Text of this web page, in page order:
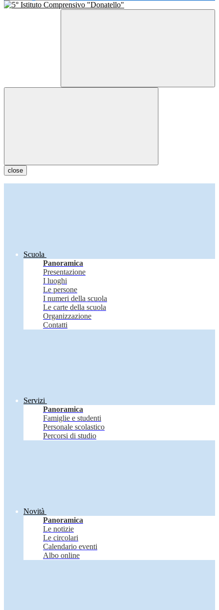
close
Scuola
Panoramica
Presentazione
I luoghi
Le persone
I numeri della scuola
Le carte della scuola
Organizzazione
Contatti
Servizi
Panoramica
Famiglie e studenti
Personale scolastico
Percorsi di studio
Novità
Panoramica
Le notizie
Le circolari
Calendario eventi
Albo online